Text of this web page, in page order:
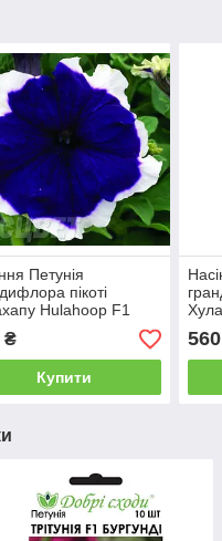
Петунія
пікоті
Hulahoop F1
1000 насіння Sakata
₴
Купити
560